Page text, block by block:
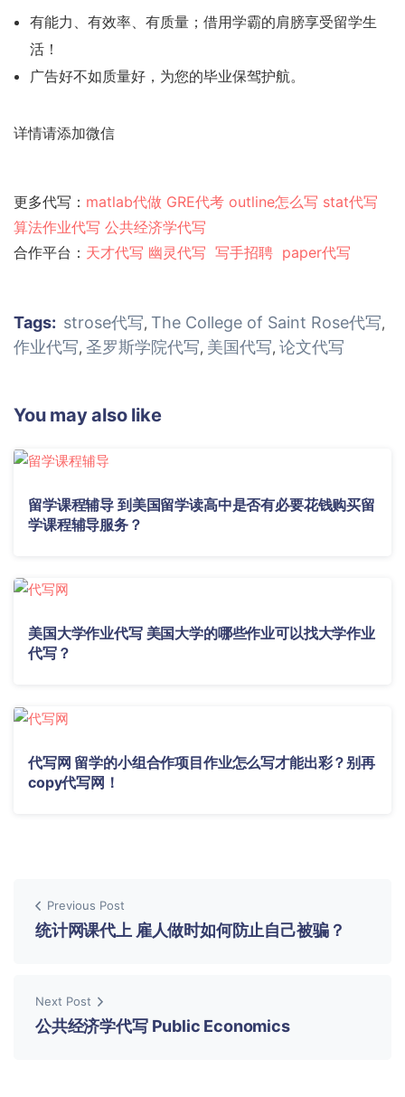
有能力、有效率、有质量；借用学霸的肩膀享受留学生
活！
广告好不如质量好，为您的毕业保驾护航。
详情请添加微信
更多代写： matlab代做 GRE代考 outline怎么写 stat代写
算法作业代写 公共经济学代写
合作平台： 天才代写 幽灵代写 写手招聘 paper代写
Tags: strose代写, The College of Saint Rose代写,
作业代写, 圣罗斯学院代写, 美国代写, 论文代写
You may also like
留学课程辅导 到美国留学读高中是否有必要花钱购买留
学课程辅导服务？
美国大学作业代写 美国大学的哪些作业可以找大学作业
代写？
代写网 留学的小组合作项目作业怎么写才能出彩？别再
copy代写网！
Previous Post
统计网课代上 雇人做时如何防止自己被骗？
Next Post
公共经济学代写 Public Economics